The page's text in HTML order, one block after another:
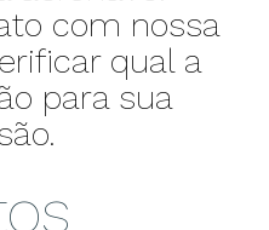
com nossa
qual a
para sua